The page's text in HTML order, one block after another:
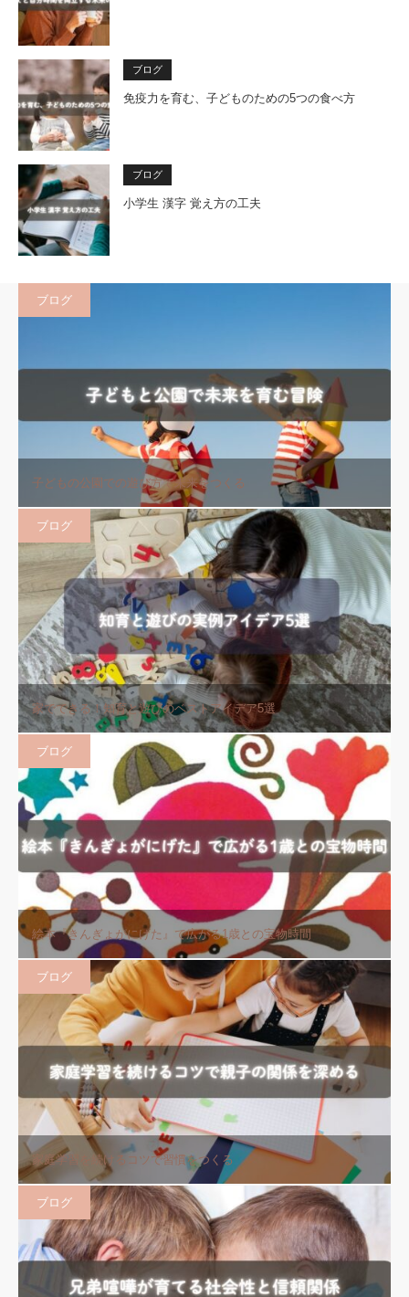
ブログ
免疫力を育む、子どものための5つの食べ方
ブログ
小学生 漢字 覚え方の工夫
ブログ
子どもの公園での遊び方で未来をつくる
ブログ
家でできる！知育と遊びのベストアイデア5選
ブログ
絵本『きんぎょがにげた』で広がる1歳との宝物時間
ブログ
家庭学習を続けるコツで習慣をつくる
ブログ